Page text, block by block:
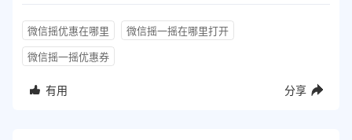
微信摇优惠在哪里 微信摇一摇在哪里打开
微信摇一摇优惠券
有用 分享